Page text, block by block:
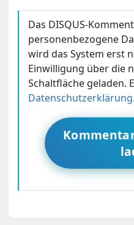
Das DISQUS-
personenbezogene
wird das System erst
Einwilligung über die
Schaltfläche geladen.
Datenschutzerklärung.